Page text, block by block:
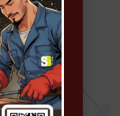
กซ์คอร์
ล็กน้อย